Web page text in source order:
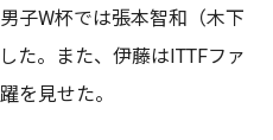
子W杯では張本智和（木下
た。また、伊藤はITTFファ
を見せた。